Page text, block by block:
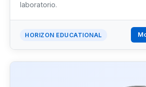
laboratorio.
HORIZON EDUCATIONAL